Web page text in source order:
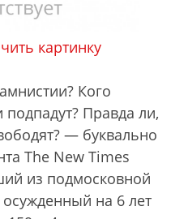
картинку
Кого
подпадут? Правда ли,
— буквально
The New Times
из подмосковной
на 6 лет